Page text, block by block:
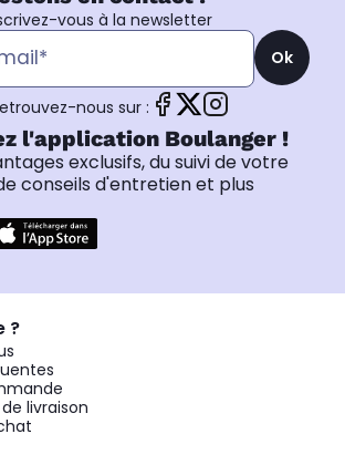
vous à la newsletter
Ok
nous sur :
l'application Boulanger !
exclusifs, du suivi de votre
conseils d'entretien et plus
?
livraison